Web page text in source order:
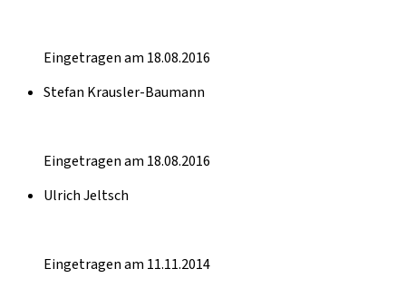
Eingetragen am 18.08.2016
Stefan Krausler-Baumann
Eingetragen am 18.08.2016
Ulrich Jeltsch
Eingetragen am 11.11.2014